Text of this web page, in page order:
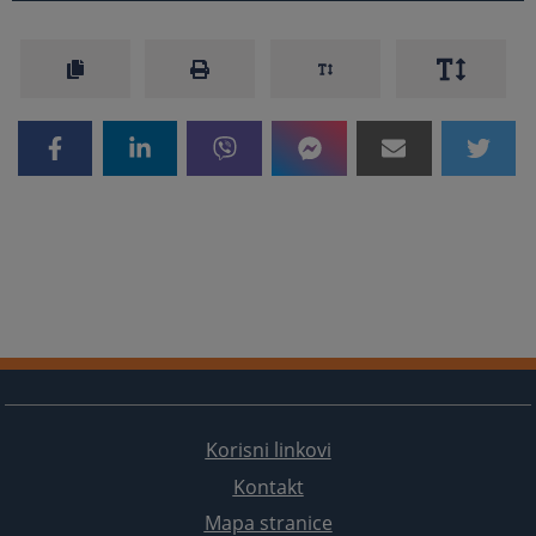
Korisni linkovi
Kontakt
Mapa stranice